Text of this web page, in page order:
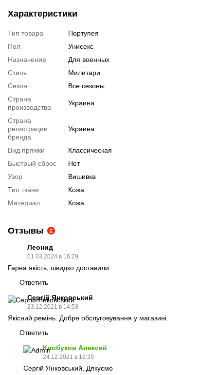
Характеристики
Тип товара
Портупея
Пол
Унисекс
Назначение
Для военных
Стиль
Милитари
Сезон
Все сезоны
Страна
производства
Украина
Страна
регистрации
бренда
Украина
Вид пряжки
Классическая
Быстрый сброс
Нет
Узор
Вишивка
Тип ткани
Кожа
Материал
Кожа
Отзывы 2
Леонид
01.03.2024 в 16:29
Гарна якість, швидко доставили
Ответить
Сергій Янковський
23.12.2021 в 14:53
Якісний ремінь. Добре обслуговування у магазині.
Ответить
Клобуков Алексей
24.12.2021 в 16:39
Сергій Янковський, Дякуємо